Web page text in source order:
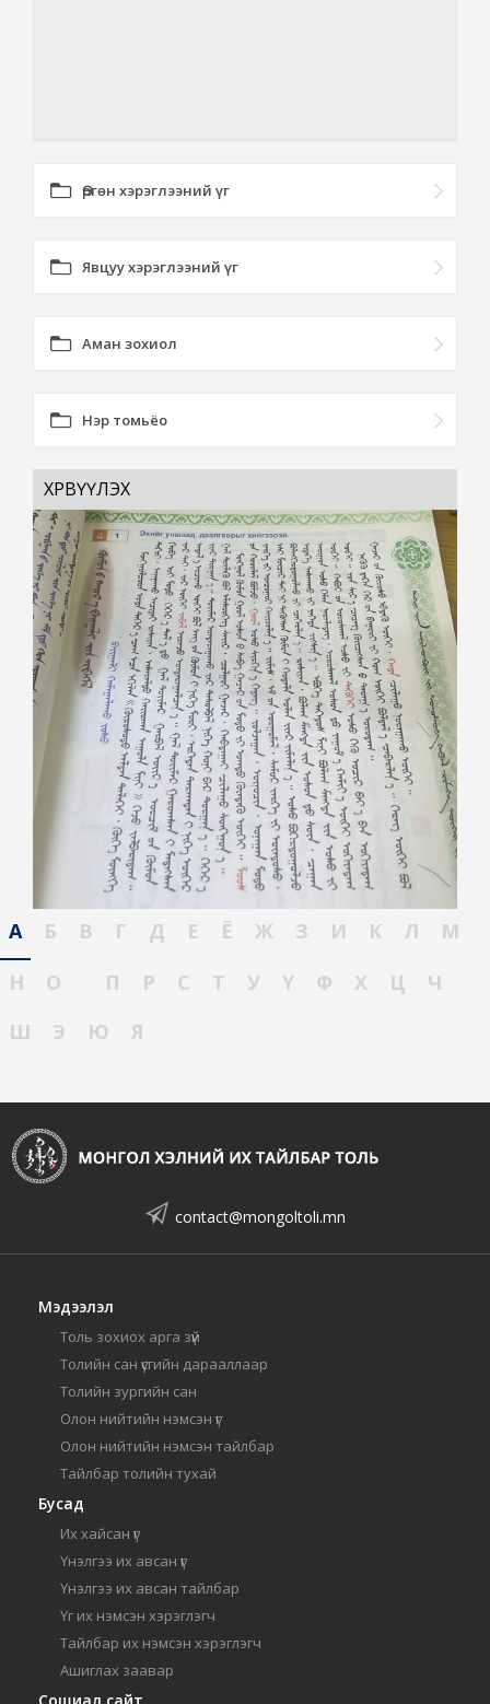
Өргөн хэрэглээний үг
Явцуу хэрэглээний үг
Аман зохиол
Нэр томьёо
ХӨРВҮҮЛЭХ
А Б В Г Д Е Ё Ж З И К Л
М
Н
О П Р С Т У Ү Ф Х Ц
Ч
Ш
Э Ю Я
contact@mongoltoli.mn
Мэдээлэл
Толь зохиох арга зүй
Толийн сан үсгийн дарааллаар
Толийн зургийн сан
Олон нийтийн нэмсэн үг
Олон нийтийн нэмсэн тайлбар
Тайлбар толийн тухай
Бусад
Их хайсан үг
Үнэлгээ их авсан үг
Үнэлгээ их авсан тайлбар
Үг их нэмсэн хэрэглэгч
Тайлбар их нэмсэн хэрэглэгч
Ашиглах заавар